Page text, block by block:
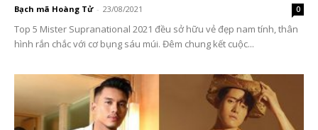
Bạch mã Hoàng Tử - 23/08/2021 0
Top 5 Mister Supranational 2021 đều sở hữu vẻ đẹp nam tính, thân
hình rắn chắc với cơ bụng sáu múi. Đêm chung kết cuộc...